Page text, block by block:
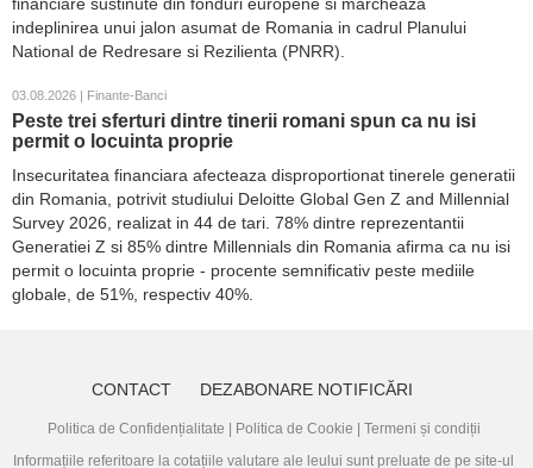
indeplinirea unui jalon asumat de Romania in cadrul Planului
National de Redresare si Rezilienta (PNRR).
03.08.2026 | Finante-Banci
Peste trei sferturi dintre tinerii romani spun ca nu isi
permit o locuinta proprie
Insecuritatea financiara afecteaza disproportionat tinerele generatii
din Romania, potrivit studiului Deloitte Global Gen Z and Millennial
Survey 2026, realizat in 44 de tari. 78% dintre reprezentantii
Generatiei Z si 85% dintre Millennials din Romania afirma ca nu isi
permit o locuinta proprie - procente semnificativ peste mediile
globale, de 51%, respectiv 40%.
CONTACT DEZABONARE NOTIFICĂRI
Politica de Confidențialitate Politica de Cookie
Termeni și condiții
Informațiile referitoare la cotațiile valutare ale leului sunt preluate de pe site-ul